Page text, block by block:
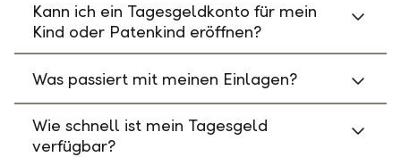
Kann ich ein Tagesgeldkonto für mein
Kind oder Patenkind eröffnen?
Was passiert mit meinen Einlagen?
Wie schnell ist mein Tagesgeld
verfügbar?